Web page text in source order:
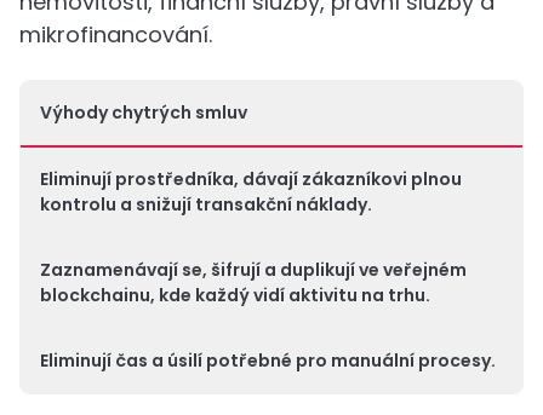
mikrofinancování.
Výhody chytrých smluv
Eliminují prostředníka, dávají zákazníkovi plnou
kontrolu a snižují transakční náklady.
Zaznamenávají se, šifrují a duplikují ve veřejném
blockchainu, kde každý vidí aktivitu na trhu.
Eliminují čas a úsilí potřebné pro manuální procesy.